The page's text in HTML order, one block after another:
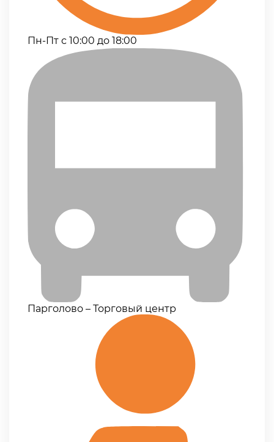
Пн-Пт с 10:00 до 18:00
Парголово – Торговый центр